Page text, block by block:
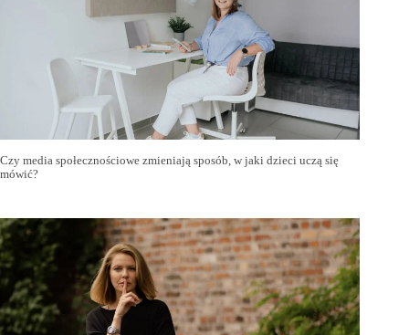
Czy media społecznościowe zmieniają sposób, w jaki dzieci uczą się
mówić?